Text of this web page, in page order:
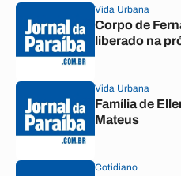
Vida Urbana
Corpo de
liberado na
Vida Urbana
Família de
Mateus
Cotidiano